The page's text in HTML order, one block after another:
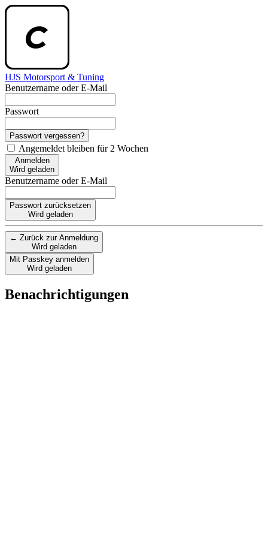
HJS Motorsport & Tuning
Benutzername oder E-Mail
Passwort
Passwort vergessen?
Angemeldet bleiben für 2 Wochen
Anmelden
Wird geladen
Benutzername oder E-Mail
Passwort zurücksetzen
Wird geladen
← Zurück zur Anmeldung
Wird geladen
Mit Passkey anmelden
Wird geladen
Benachrichtigungen